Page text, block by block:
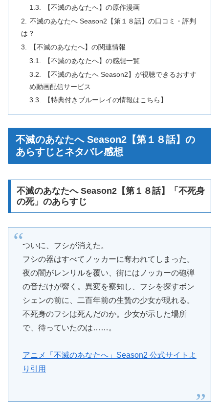
【不滅のあなたへ】の原作漫画
不滅のあなたへ Season2【第１８話】の口コミ・評判
は？
【不滅のあなたへ】の関連情報
【不滅のあなたへ】の感想一覧
【不滅のあなたへ Season2】が視聴できるおすす
め動画配信サービス
【特典付きブルーレイの情報はこちら】
不滅のあなたへ Season2【第１８話】の
あらすじとネタバレ感想
不滅のあなたへ Season2【第１８話】「不死身
の死」のあらすじ
ついに、フシが消えた。
フシの器はすべてノッカーに奪われてしまった。
夜の闇がレンリルを覆い、街にはノッカーの砲弾
の音だけが響く。異変を察知し、フシを探すボン
シェンの前に、二百年前の生贄の少女が現れる。
不死身のフシは死んだのか。少女が示した場所
で、待っていたのは……。
アニメ「不滅のあなたへ」Season2 公式サイトよ
り引用